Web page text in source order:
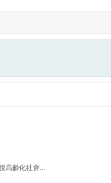
高齡化社會...